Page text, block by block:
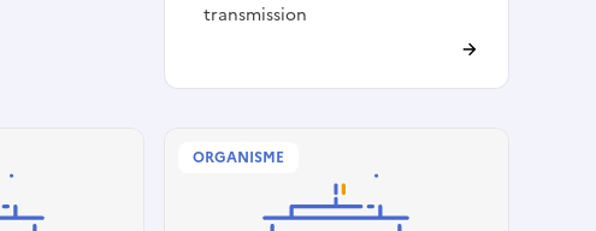
transmission
ORGANISME